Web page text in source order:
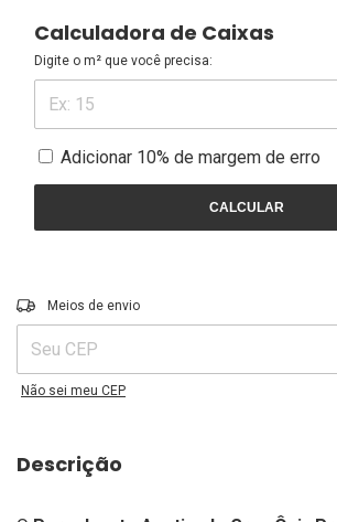
Calculadora de Caixas
Digite o m² que você precisa:
Adicionar 10% de margem de erro
CALCULAR
Entregas para o CEP:
Meios de envio
Não sei meu CEP
Descrição